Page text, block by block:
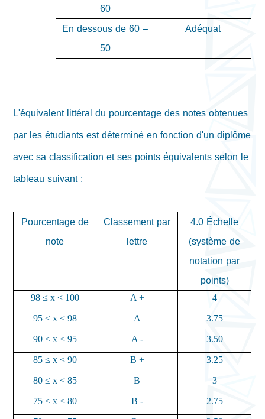
60
En dessous de60 –
50
Adéquat
L'équivalent littéral du pourcentage des notes obtenues
par les étudiants est déterminé en fonction d'un diplôme
avec sa classification et ses points équivalents selon le
tableau suivant :
Pourcentage de
note
Classement par
lettre
4.0 Échelle
(système de
notation par
points)
98 ≤ x < 100 A + 4
95 ≤ x < 98 A 3.75
90 ≤ x < 95 A - 3.50
85 ≤ x < 90 B + 3.25
80 ≤ x < 85 B 3
75 ≤ x < 80 B - 2.75